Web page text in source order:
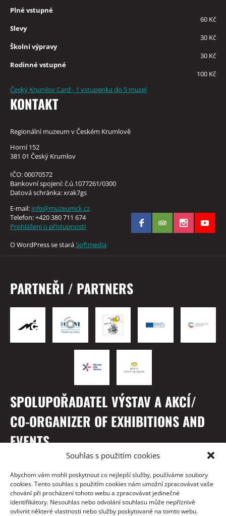
Souhlas s použitím cookies
Abychom vám mohli poskytnout co nejlepší služby, používáme soubory
cookies. Tento souhlas s použitím cookies nám umožní zpracovávat vaše
chování při procházení tohoto webu a zpracovávat jedinečné
identifikátory. Nesouhlas nebo odvolání souhlasu může nepříznivě
ovlivnit některé vlastnosti nebo služby poskytované na tomto webu.
Plné vstupné
60 Kč
Slevy
30 Kč
Školní výpravy
30 Kč
Rodinné vstupné
100 Kč
Český Krumlov Card - 1 vstupenka do 5 muzeí
KONTAKT
Regionální muzeum v Českém Krumlově
Horní 152
381 01 Český Krumlov
IČO: 00070572
Bankovní spojení: č.ú.1077261/0300
Datová schránka: xrak7gs
E-mail: info@muzeumck.cz
Telefon: +420 380 711 674
Prohlášení o přístupnosti
O WordPress se staráSoftmedia
PARTNEŘI / PARTNERS
SPOLUPOŘADATEL VÝSTAV A AKCÍ/
CO-ORGANIZER OF EXHIBITIONS AND
EVENTS